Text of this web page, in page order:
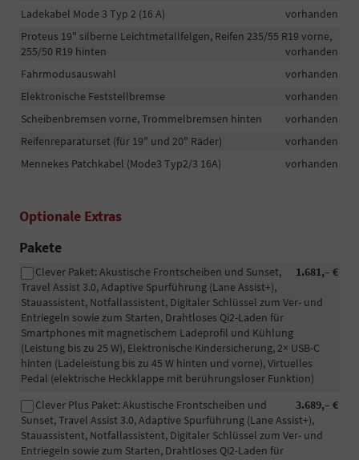
Ladekabel Mode 3 Typ 2 (16 A)
vorhanden
Proteus 19" silberne Leichtmetallfelgen, Reifen 235/55 R19 vorne,
255/50 R19 hinten
vorhanden
Fahrmodusauswahl
vorhanden
Elektronische Feststellbremse
vorhanden
Scheibenbremsen vorne, Trommelbremsen hinten
vorhanden
Reifenreparaturset (für 19" und 20" Räder)
vorhanden
Mennekes Patchkabel (Mode3 Typ2/3 16A)
vorhanden
Optionale Extras
Pakete
1.681,– €
Clever Paket: Akustische Frontscheiben und Sunset,
Travel Assist 3.0, Adaptive Spurführung (Lane Assist+),
Stauassistent, Notfallassistent, Digitaler Schlüssel zum Ver- und
Entriegeln sowie zum Starten, Drahtloses Qi2-Laden für
Smartphones mit magnetischem Ladeprofil und Kühlung
(Leistung bis zu 25 W), Elektronische Kindersicherung, 2× USB-C
hinten (Ladeleistung bis zu 45 W hinten und vorne), Virtuelles
Pedal (elektrische Heckklappe mit berührungsloser Funktion)
3.689,– €
Clever Plus Paket: Akustische Frontscheiben und
Sunset, Travel Assist 3.0, Adaptive Spurführung (Lane Assist+),
Stauassistent, Notfallassistent, Digitaler Schlüssel zum Ver- und
Entriegeln sowie zum Starten, Drahtloses Qi2-Laden für